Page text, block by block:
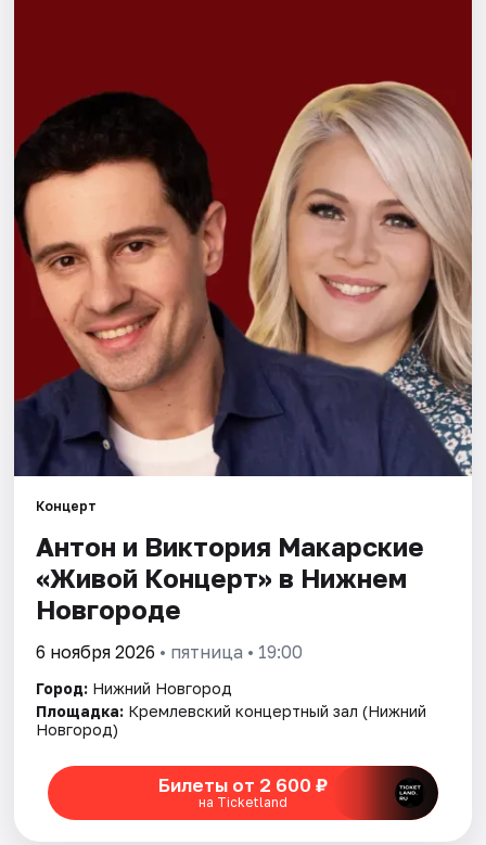
Города
Площадки
Артисты
Рейтинги
Концерт
Антон и Виктория Макарские
«Живой Концерт» в Нижнем
Новгороде
6 ноября 2026 • пятница • 19:00
Город: Нижний Новгород
Площадка: Кремлевский концертный зал (Нижний
Новгород)
Билеты от 2 600 ₽
на Ticketland